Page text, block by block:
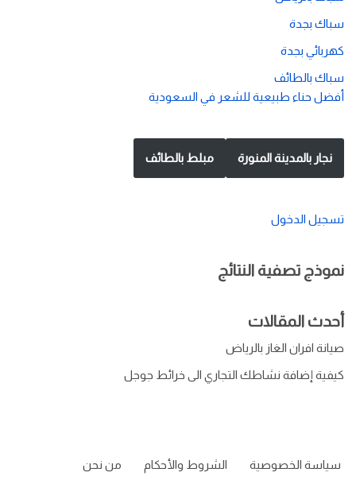
سباك بجدة
كهربائي بجدة
سباك بالطائف
أفضل حناء طبيعية للشعر في السعودية
نجار بالمدينة المنورة مبلط بالطائف
تسجيل الدخول
نموذج تصفية النتائج
أحدث المقالات
صيانة افران الغاز بالرياض
كيفية إضافة نشاطك التجاري الى خرائط جوجل
سياسة الخصوصية الشروط والأحكام
من نحن